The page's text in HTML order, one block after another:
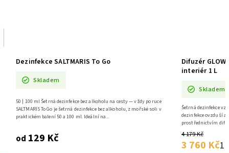
Dezinfekce SALTMARIS To Go
Skladem
od 129 Kč
50 | 100 ml Šetrná dezinfekce bez alkoholu na cesty — vždy po ruce
SALTMARIS To Go je šetrná dezinfekce bez alkoholu, z mořské soli v
praktickém balení 50 a 100 ml. Ideální na...
Difuzér
interiér 1 L
Skladem
4 179 Kč
3 760 Kč1
Šetrná dezinfekce
dezinfekce ovzduší
prostřednictvím